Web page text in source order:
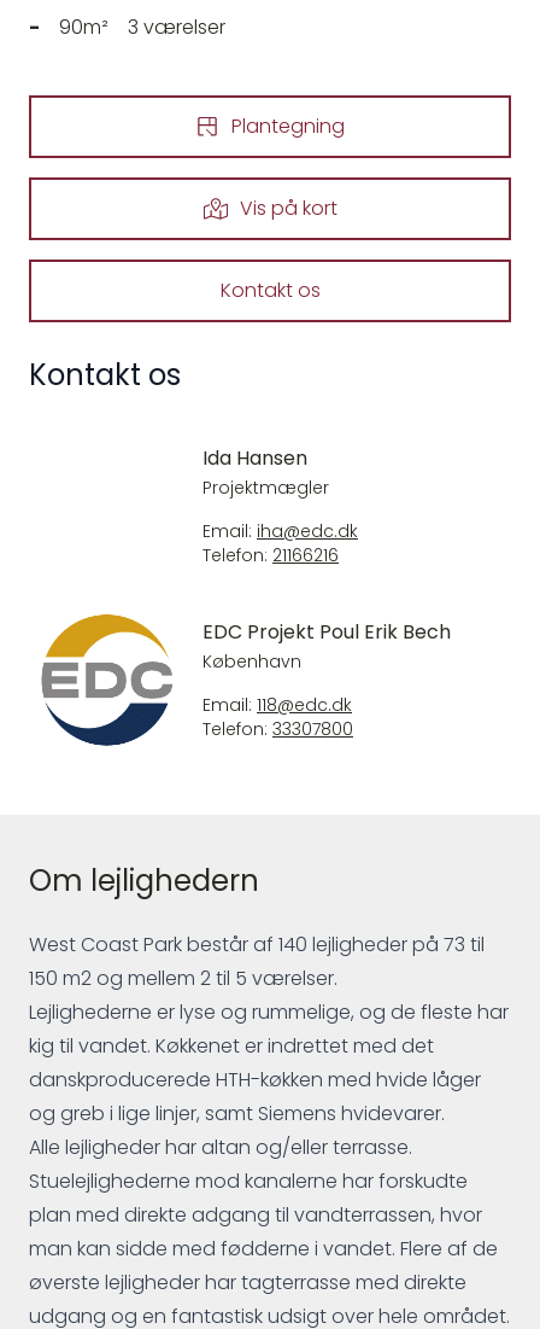
- 90m² 3 værelser
Plantegning
Vis på kort
Kontakt os
Kontakt os
Ida Hansen
Projektmægler
Email: iha@edc.dk
Telefon: 21166216
EDC Projekt Poul Erik Bech
København
Email: 118@edc.dk
Telefon: 33307800
Om lejlighedern
West Coast Park består af 140 lejligheder på 73 til
150 m2 og mellem 2 til 5 værelser.
Lejlighederne er lyse og rummelige, og de fleste har
kig til vandet. Køkkenet er indrettet med det
danskproducerede HTH-køkken med hvide låger
og greb i lige linjer, samt Siemens hvidevarer.
Alle lejligheder har altan og/eller terrasse.
Stuelejlighederne mod kanalerne har forskudte
plan med direkte adgang til vandterrassen, hvor
man kan sidde med fødderne i vandet. Flere af de
øverste lejligheder har tagterrasse med direkte
udgang og en fantastisk udsigt over hele området.